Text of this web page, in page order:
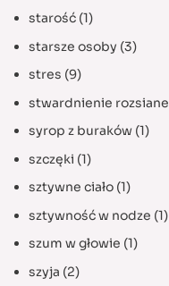
starość(1)
starsze osoby (3)
stres (9)
stwardnienie rozsiane
syrop z buraków(1)
szczęki (1)
sztywne ciało(1)
sztywność w nodze (1)
szum w głowie (1)
szyja (2)